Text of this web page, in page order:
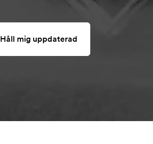
Håll mig uppdaterad